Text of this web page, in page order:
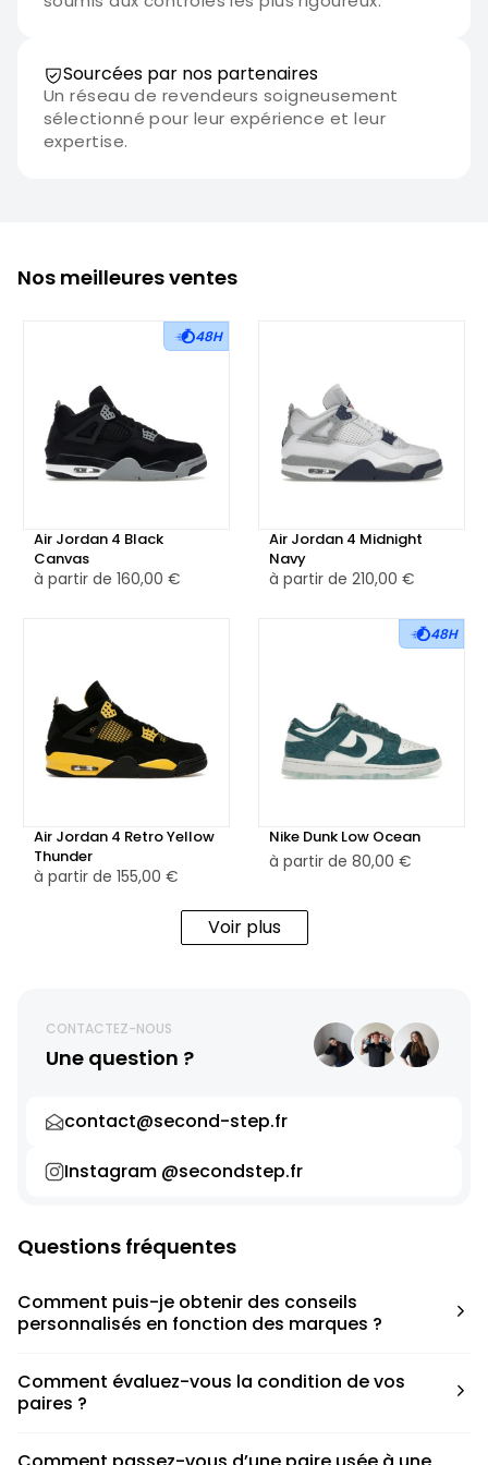
Sourcées par nos partenaires
Un réseau de revendeurs soigneusement
sélectionné pour leur expérience et leur
expertise.
Nos meilleures ventes
48H
Air Jordan 4 Black
Canvas
à partir de 160,00 €
Air Jordan 4 Midnight
Navy
à partir de 210,00 €
Air Jordan 4 Retro Yellow
Thunder
à partir de 155,00 €
48H
Nike Dunk Low Ocean
à partir de 80,00 €
Voir plus
CONTACTEZ-NOUS
Une question ?
contact@second-step.fr
Instagram @secondstep.fr
Questions fréquentes
Comment puis-je obtenir des conseils
personnalisés en fonction des marques ?
pour déterminer la taille appropriée, que ce soit une taille
en dessous, au-dessus ou correspondant à votre taille
Comment évaluez-vous la condition de vos
paires ?